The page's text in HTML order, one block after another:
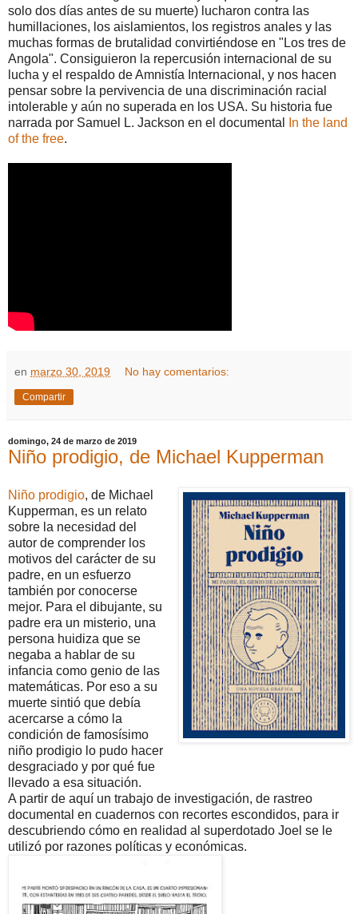
solo dos días antes de su muerte) lucharon contra las
humillaciones, los aislamientos, los registros anales y las
muchas formas de brutalidad convirtiéndose en "Los tres de
Angola". Consiguieron la repercusión internacional de su
lucha y el respaldo de Amnistía Internacional, y nos hacen
pensar sobre la pervivencia de una discriminación racial
intolerable y aún no superada en los USA. Su historia fue
narrada por Samuel L. Jackson en el documental
In the land
of the free.
en marzo 30, 2019 No hay comentarios:
Compartir
domingo, 24 de marzo de 2019
Niño prodigio, de Michael Kupperman
Niño prodigio, de Michael
Kupperman, es un relato
sobre la necesidad del
autor de comprender los
motivos del carácter de su
padre, en un esfuerzo
también por conocerse
mejor. Para el dibujante, su
padre era un misterio, una
persona huidiza que se
negaba a hablar de su
infancia como genio de las
matemáticas. Por eso a su
muerte sintió que debía
acercarse a cómo la
condición de famosísimo
niño prodigio lo pudo hacer
desgraciado y por qué fue
llevado a esa situación.
A partir de aquí un trabajo de investigación, de rastreo
documental en cuadernos con recortes escondidos, para ir
descubriendo cómo en realidad al superdotado Joel se le
utilizó por razones políticas y económicas.